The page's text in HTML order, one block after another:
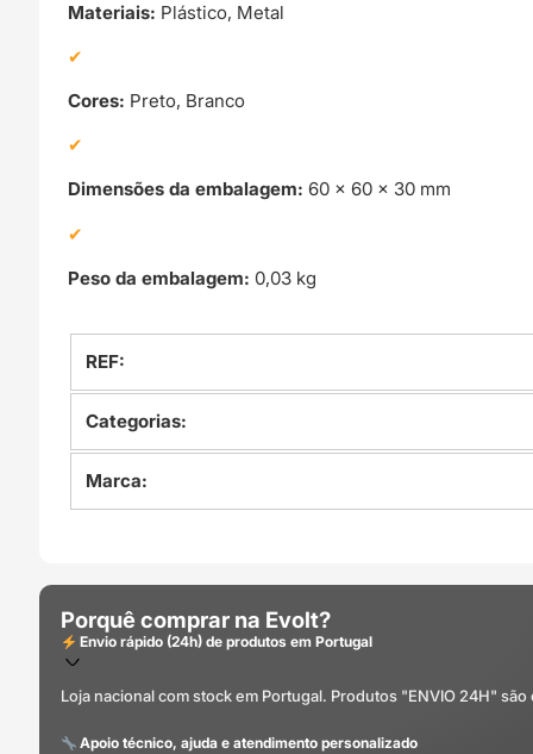
Materiais: Plástico, Metal
Cores: Preto, Branco
Dimensões da embalagem: 60 × 60 × 30 mm
Peso da embalagem: 0,03 kg
REF:
Categorias:
Marca:
Porquê comprar na Evolt?
Envio rápido (24h) de produtos em Portugal
Loja nacional com stock em Portugal. Produtos "ENVIO 24H"
Apoio técnico, ajuda e atendimento personalizado